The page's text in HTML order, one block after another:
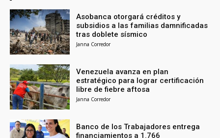
Asobanca otorgará créditos y
subsidios a las familias damnificadas
tras doblete sísmico
Janna Corredor
Venezuela avanza en plan
estratégico para lograr certificación
libre de fiebre aftosa
Janna Corredor
Banco de los Trabajadores entrega
financiamientos a 1.766